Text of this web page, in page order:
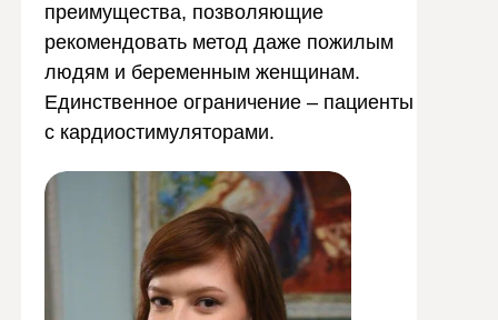
преимущества, позволяющие
рекомендовать метод даже пожилым
людям и беременным женщинам.
Единственное ограничение – пациенты
с кардиостимуляторами.